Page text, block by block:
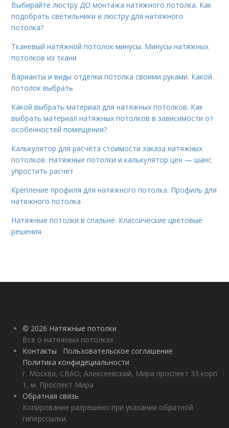
Выбирайте люстру ДО монтажа натяжного потолка. Как
подобрать светильники и люстру для натяжного
потолка?
Тканевый натяжной потолок минусы. Минусы натяжных
потолков из ткани
Варианты и виды отделки потолка своими руками. Какой
потолок выбрать
Какой выбрать материал для натяжных потолков. Как
выбрать материал натяжных потолков в зависимости от
особенностей помещения?
Калькулятор для расчёта стоимости заказа натяжных
потолков. Натяжные потолки и калькулятор цен — шанс
упростить расчет
Крепление профиля для натяжного потолка. Профиль для
натяжного потолка
Натяжные потолки в спальне. Классические цветовые
решения
© 2026 Натяжные потолки
Все о натяжных потолках
Контакты
Пользовательское соглашение
Политика конфидециальности
г. Москва, СВАО, Алексеевский, Мира проспект 33 корп
1, м. Проспект Мира
Обратная связь
Копирование разрешено при указании обратной
гиперссылки.